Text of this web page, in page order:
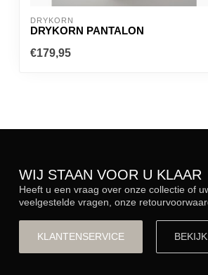
DRYKORN
DRYKORN PANTALON
€179,95
WIJ STAAN VOOR U KLAAR
Heeft u een vraag over onze collectie of
veelgestelde vragen, onze
KLANTENSERVICE